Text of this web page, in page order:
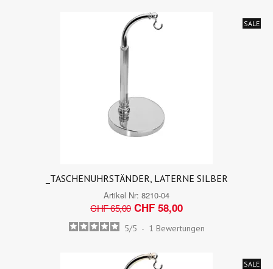
SALE
_TASCHENUHRSTÄNDER, LATERNE SILBER
Artikel Nr: 8210-04
CHF 65,00 CHF 58,00
5/5 - 1 Bewertungen
SALE